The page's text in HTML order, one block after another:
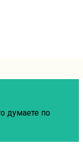
думаете по